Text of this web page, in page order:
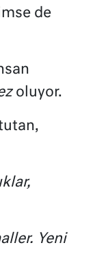
de
oluyor.
Yeni